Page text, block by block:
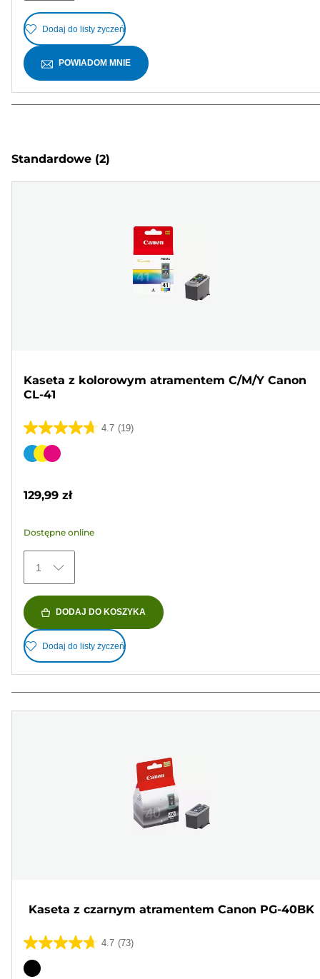
Dodaj do listy życzeń
POWIADOM MNIE
Standardowe (2)
Kaseta z kolorowym atramentem C/M/Y Canon
CL-41
4.7 (19)
4.7
na
Wkład
129,99 zł
Dostępne online
1
DODAJ DO KOSZYKA
Dodaj do listy życzeń
Kaseta z czarnym atramentem Canon PG-40BK
4.7 (73)
4.7
na
Wkład